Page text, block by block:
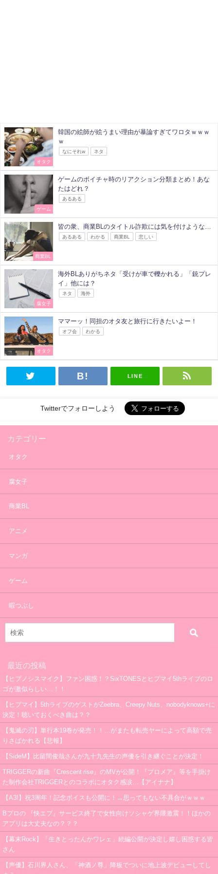
オタク
韓国の絵師が絵うまい理由が暴論すぎてワロタｗｗｗ
ｗ
なにそれw ネタ
ゲーム
ゲームのボイチャ時のリアクション分類まとめ！あな
たはどれ？
あるある
商業BL
皆の衆、商業BLのタイトル詐欺には気を付けような…
あるある わかる 商業BL 悲しい
腐女子
海外BLありがちネタ「受けが車で轢かれる」「銃プレ
イ」他には？
ネタ 海外
オタク
ママーッ！同担のオタ友と旅行に行きたいよー！
オフ会 わかる
LINE
Twitterでフォローしよう
カテゴリー
オタク
腐女子
商業BL
アニメ
マンガ
ゲーム
暇つぶし
最近の投稿
【ヒプノシスマイク】ファン困惑！？SixTONESとヒプマイ5thライブのロ
ゴが激似らしい…！！
【ヒプマイ】5thライブのゲストがZeebra、Creepy Nuts、nobodyknows+に
決定！聴いておくべき曲は？？
【鬼滅の刃】単行本19巻が発売！！…がまたも転売ヤーによって高額で売
りさばかれる【悲報】
【SideM】比留間俊哉さんが九十九先生の声優を引き継ぐことが決定！
TRIGGERの新曲『Crescent rise』のMVが公開！『プロメア』等を手掛け
た制作会社TRIGGERとのコラボにオタク感涙…【アイナナ】
【A3!】祝3周年！記念ボイスも公開に！→思ってもない不具合がｗｗｗ
Bプロの 『快エブ』サービス終了で女性向けソシャゲ界隈激震！！ほかの
アプリは大丈夫なの？？？
【幕末Rock】「生きとったんかワレェ」続編公開が決定し嬉し困惑する皆
さん
【声優】石川界人さん、「神酒ノ尊」降板でついに地上波デビューしてし